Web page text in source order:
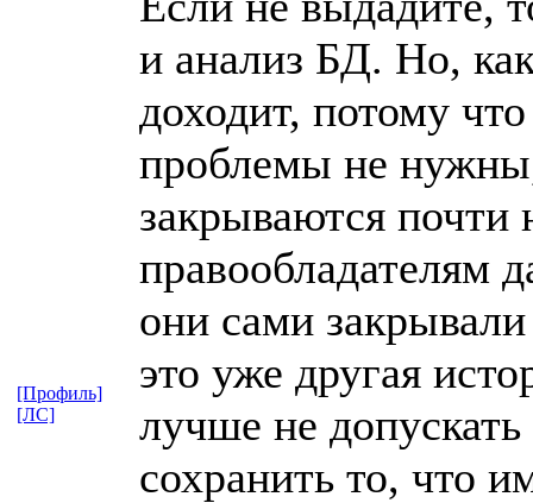
и анализ БД. Но,
доходит, потому
проблемы не
закрываются почти
правообладателям
они сами
это уже другая
лучше не
сохранить то, что
[Профиль]
[ЛС]